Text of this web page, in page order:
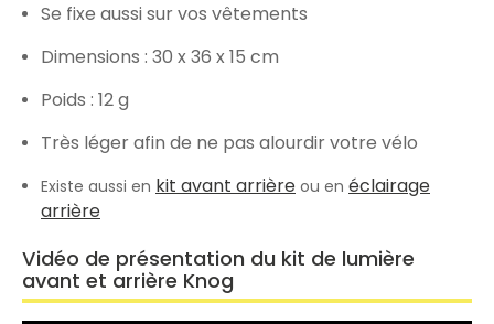
Se fixe aussi sur vos vêtements
Dimensions : 30 x 36 x 15 cm
Poids : 12 g
Très léger afin de ne pas alourdir votre vélo
Existe aussi en kit avant arrière ou en éclairage
arrière
Vidéo de présentation du kit de lumière
avant et arrière Knog